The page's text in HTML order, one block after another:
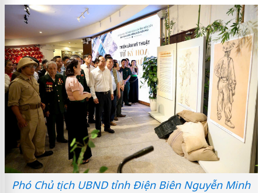
Phó Chủ tịch UBND tỉnh Điện Biên Nguyễn Minh